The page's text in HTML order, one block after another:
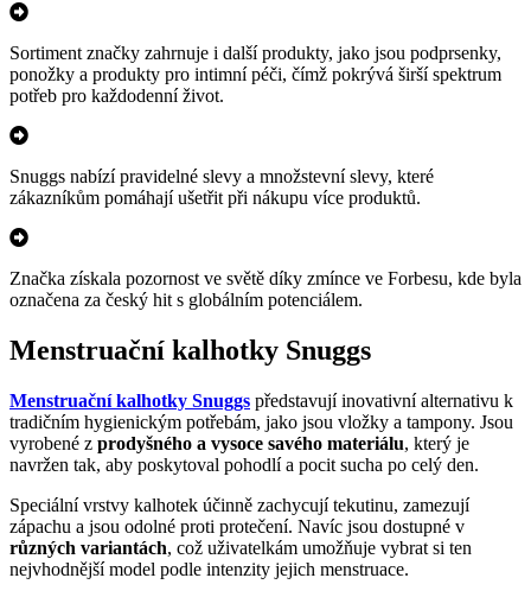
Sortiment značky zahrnuje i další produkty, jako jsou podprsenky,
ponožky a produkty pro intimní péči, čímž pokrývá širší spektrum
potřeb pro každodenní život.
Snuggs nabízí pravidelné slevy a množstevní slevy, které
zákazníkům pomáhají ušetřit při nákupu více produktů.
Značka získala pozornost ve světě díky zmínce ve Forbesu, kde byla
označena za český hit s globálním potenciálem.
Menstruační kalhotky Snuggs
Menstruační kalhotky Snuggs představují inovativní alternativu k
tradičním hygienickým potřebám, jako jsou vložky a tampony. Jsou
vyrobené z prodyšného a vysoce savého materiálu, který je
navržen tak, aby poskytoval pohodlí a pocit sucha po celý den.
Speciální vrstvy kalhotek účinně zachycují tekutinu, zamezují
zápachu a jsou odolné proti protečení. Navíc jsou dostupné v
různých variantách, což uživatelkám umožňuje vybrat si ten
nejvhodnější model podle intenzity jejich menstruace.